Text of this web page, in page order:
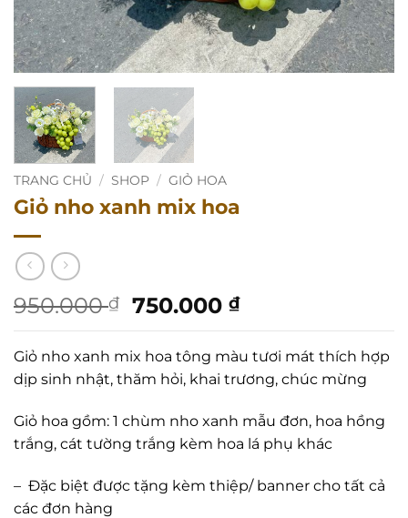
TRANG CHỦ / SHOP / GIỎ HOA
Giỏ nho xanh mix hoa
950.000₫
Giá
gốc
là:
950.000 ₫.
750.000₫Giá
hiện
tại
là:
750.000 ₫.
Giỏ nho xanh mix hoa tông màu tươi mát thích hợp
dịp sinh nhật, thăm hỏi, khai trương, chúc mừng
Giỏ hoa gồm: 1 chùm nho xanh mẫu đơn, hoa hồng
trắng, cát tường trắng kèm hoa lá phụ khác
– Đặc biệt được tặng kèm thiệp/ banner cho tất cả
các đơn hàng